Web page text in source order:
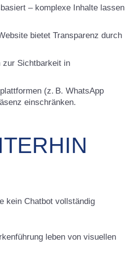
– komplexe Inhalte lassen
bietet Transparenz durch
zur Sichtbarkeit in
(z. B. WhatsApp
einschränken.
kein Chatbot vollständig
leben von visuellen